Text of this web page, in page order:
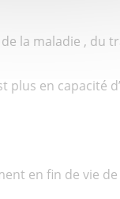
la maladie , du
plus en capacité
en fin de vie